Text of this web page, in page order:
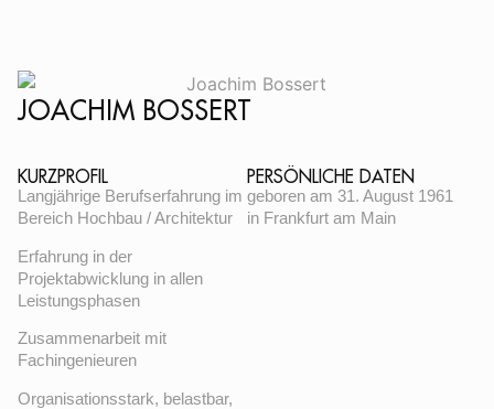
JOACHIM BOSSERT
KURZPROFIL
Langjährige Berufserfahrung im
Bereich Hochbau / Architektur
Erfahrung in der
Projektabwicklung in allen
Leistungsphasen
Zusammenarbeit mit
Fachingenieuren
Organisationsstark, belastbar,
PERSÖNLICHE DATEN
geboren am 31. August 1961
in Frankfurt am Main